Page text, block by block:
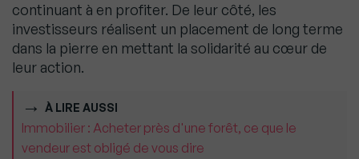
continuant à en profiter. De leur côté, les
investisseurs réalisent un placement de long terme
dans la pierre en mettant la solidarité au cœur de
leur action.
À LIRE AUSSI
Immobilier : Acheter près d'une forêt, ce que le
vendeur est obligé de vous dire